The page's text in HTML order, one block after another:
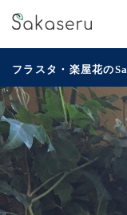
フラスタ・楽屋花の